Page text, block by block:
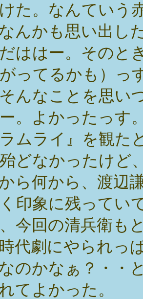
た。なんていう
んかも思い出し
ははー。そのと
ってるかも）っ
んなことを思い
。よかったっす
ムライ』を観た
どなかったけど
ら何から、渡辺
印象に残ってい
今回の清兵衛も
代劇にやられっ
のかなぁ？・・
てよかった。